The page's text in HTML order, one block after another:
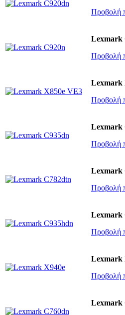
Προβολή
Lexmark
Προβολή
Lexmark
Προβολή
Lexmark
Προβολή
Lexmark
Προβολή
Lexmark
Προβολή
Lexmark
Προβολή
Lexmark